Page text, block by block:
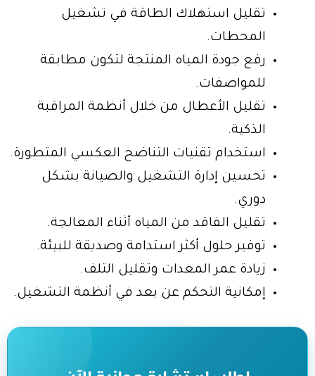
تقليل استهلاك الطاقة في تشغيل
المحطات.
رفع جودة المياه المنتجة لتكون مطابقة
للمواصفات.
تقليل الأعطال من خلال أنظمة المراقبة
الذكية.
استخدام تقنيات التناضح العكسي المتطورة.
تحسين إدارة التشغيل والصيانة بشكل
دوري.
تقليل الفاقد من المياه أثناء المعالجة.
توفير حلول أكثر استدامة وصديقة للبيئة.
زيادة عمر المعدات وتقليل التلف.
إمكانية التحكم عن بعد في أنظمة التشغيل.